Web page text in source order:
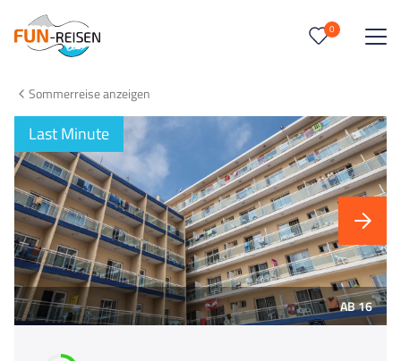
0
Keine Reisen auf der Merkliste
Sommerreise anzeigen
Last Minute
AB 16